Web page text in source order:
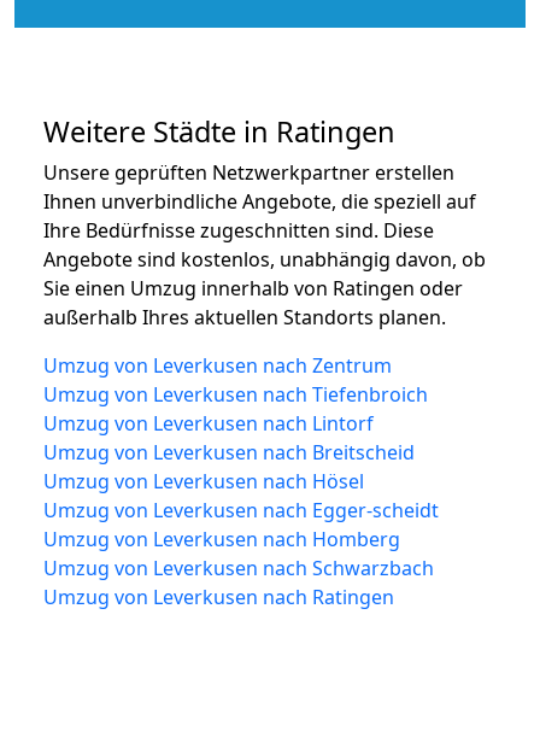
Weitere Städte in Ratingen
Unsere geprüften Netzwerkpartner erstellen
Ihnen unverbindliche Angebote, die speziell auf
Ihre Bedürfnisse zugeschnitten sind. Diese
Angebote sind kostenlos, unabhängig davon, ob
Sie einen Umzug innerhalb von Ratingen oder
außerhalb Ihres aktuellen Standorts planen.
Umzug von Leverkusen nach Zentrum
Umzug von Leverkusen nach Tiefenbroich
Umzug von Leverkusen nach Lintorf
Umzug von Leverkusen nach Breitscheid
Umzug von Leverkusen nach Hösel
Umzug von Leverkusen nach Egger-scheidt
Umzug von Leverkusen nach Homberg
Umzug von Leverkusen nach Schwarzbach
Umzug von Leverkusen nach Ratingen